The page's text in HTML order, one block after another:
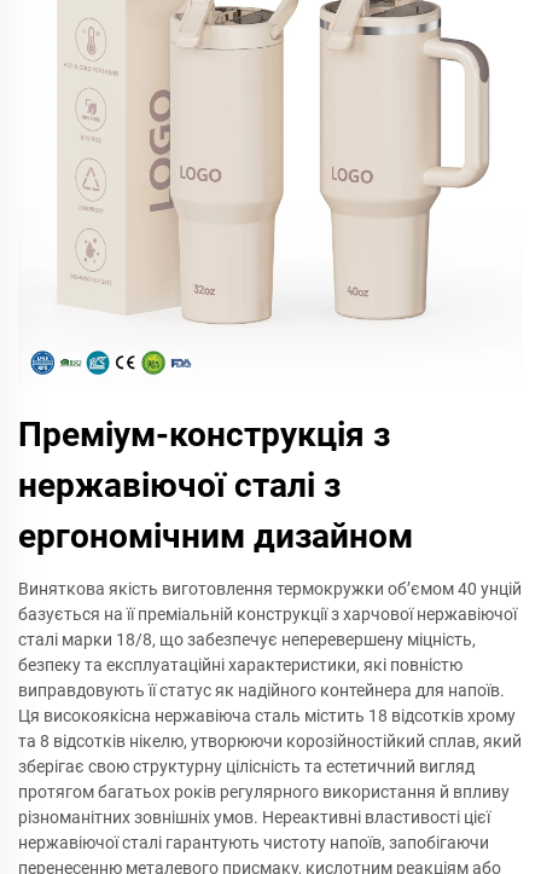
Преміум-конструкція з
нержавіючої сталі з
ергономічним дизайном
Виняткова якість виготовлення термокружки об’ємом 40 унцій
базується на її преміальній конструкції з харчової нержавіючої
сталі марки 18/8, що забезпечує неперевершену міцність,
безпеку та експлуатаційні характеристики, які повністю
виправдовують її статус як надійного контейнера для напоїв.
Ця високоякісна нержавіюча сталь містить 18 відсотків хрому
та 8 відсотків нікелю, утворюючи корозійностійкий сплав, який
зберігає свою структурну цілісність та естетичний вигляд
протягом багатьох років регулярного використання й впливу
різноманітних зовнішніх умов. Нереактивні властивості цієї
нержавіючої сталі гарантують чистоту напоїв, запобігаючи
перенесенню металевого присмаку, кислотним реакціям або